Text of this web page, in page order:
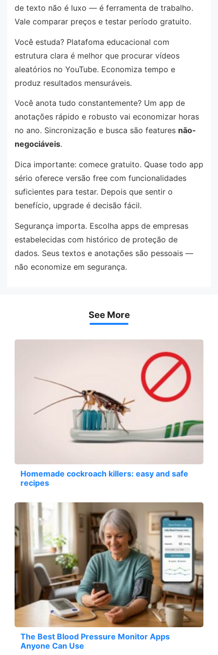
de texto não é luxo — é ferramenta de trabalho.
Vale comparar preços e testar período gratuito.
Você estuda? Platafoma educacional com
estrutura clara é melhor que procurar vídeos
aleatórios no YouTube. Economiza tempo e
produz resultados mensuráveis.
Você anota tudo constantemente? Um app de
anotações rápido e robusto vai economizar horas
no ano. Sincronização e busca são features não-
negociáveis.
Dica importante: comece gratuito. Quase todo app
sério oferece versão free com funcionalidades
suficientes para testar. Depois que sentir o
benefício, upgrade é decisão fácil.
Segurança importa. Escolha apps de empresas
estabelecidas com histórico de proteção de
dados. Seus textos e anotações são pessoais —
não economize em segurança.
See More
Homemade cockroach killers: easy and safe
recipes
The Best Blood Pressure Monitor Apps
Anyone Can Use